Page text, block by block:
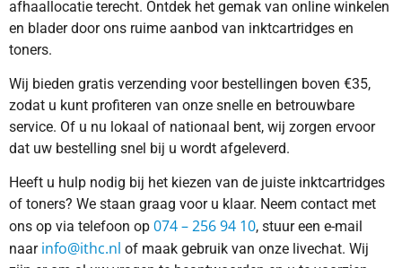
afhaallocatie terecht. Ontdek het gemak van online winkelen
en blader door ons ruime aanbod van inktcartridges en
toners.
Wij bieden gratis verzending voor bestellingen boven €35,
zodat u kunt profiteren van onze snelle en betrouwbare
service. Of u nu lokaal of nationaal bent, wij zorgen ervoor
dat uw bestelling snel bij u wordt afgeleverd.
Heeft u hulp nodig bij het kiezen van de juiste inktcartridges
of toners? We staan graag voor u klaar. Neem contact met
ons op via telefoon op 074 – 256 94 10, stuur een e-mail
naar info@ithc.nl of maak gebruik van onze livechat. Wij